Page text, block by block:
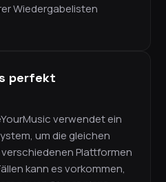
Wiedergabelisten
perfekt
verwendet ein
um die gleichen
Plattformen
kann es vorkommen,